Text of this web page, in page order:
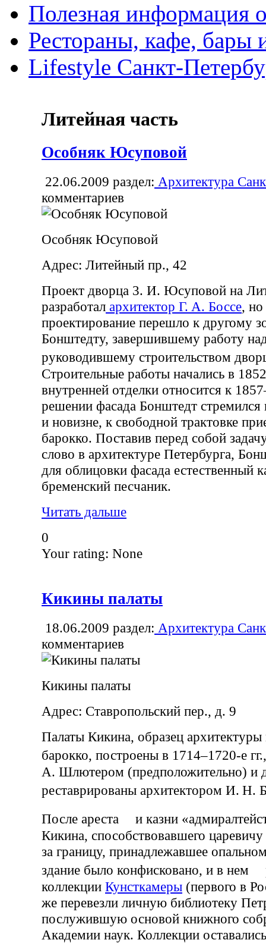
Полезная информация
Рестораны, кафе, бары
Lifestyle Санкт-
Литейная часть
Особняк Юсуповой
22.06.2009 раздел: Архитектура
комментариев
Особняк Юсуповой
Адрес: Литейный пр., 42
Проект дворца 3. И. Юсуповой на
разработал архитектор Г. А. Боссе, но
проектирование перешло к другому
Бонштедту, завершившему работу
руководившему строительством
Строительные работы начались в
внутренней отделки относится к
решении фасада Бонштедт стремился
и новизне, к свободной трактовке
барокко. Поставив перед собой
слово в архитектуре Петербурга,
для облицовки фасада естественный
бременский песчаник.
Читать дальше
0
Your rating: None
Кикины палаты
18.06.2009 раздел: Архитектура
комментариев
Кикины палаты
Адрес: Ставропольский пер., д. 9
Палаты Кикина, образец архитектуры
барокко, построены в 1714–1720-е
А. Шлютером (предположительно) и
реставрированы архитектором И.
После ареста и казни
Кикина, способствовавшего
за границу, принадлежавшее
здание было конфисковано, и в нем
коллекции Кунсткамеры (первого в
же перевезли личную библиотеку
послужившую основой книжного
Академии наук. Коллекции